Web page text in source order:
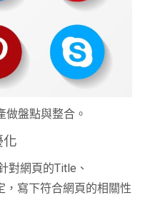
盤點與整合。
化
對網頁的Title、
，寫下符合網頁的相關性